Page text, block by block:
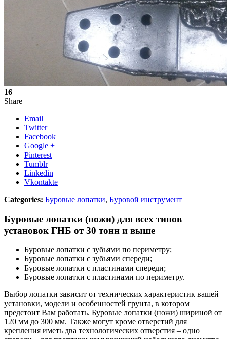
16
Share
Email
Twitter
Facebook
Google +
Pinterest
Tumblr
Linkedin
Vkontakte
Categories: Буровые лопатки, Буровой инструмент
Буровые лопатки (ножи) для всех типов
установок ГНБ от 30 тонн и выше
Буровые лопатки с зубьями по периметру;
Буровые лопатки с зубьями спереди;
Буровые лопатки с пластинами спереди;
Буровые лопатки с пластинами по периметру.
Выбор лопатки зависит от технических характеристик вашей
установки, модели и особенностей грунта, в котором
предстоит Вам работать. Буровые лопатки (ножи) шириной от
120 мм до 300 мм. Также могут кроме отверстий для
крепления иметь два технологических отверстия – одно